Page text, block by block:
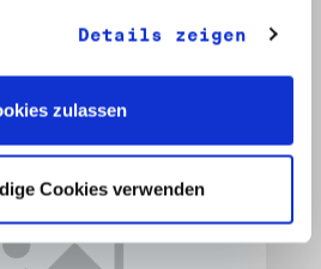
Details zeigen
zulassen
Cookies verwenden